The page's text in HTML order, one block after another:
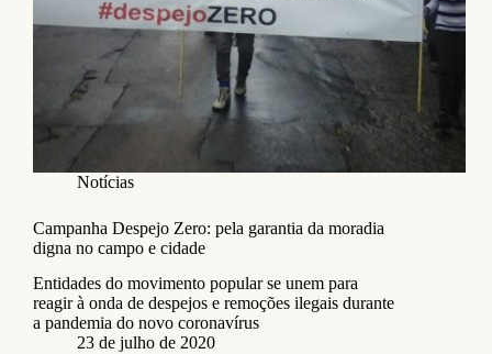
Notícias
Campanha Despejo Zero: pela garantia da moradia
digna no campo e cidade
Entidades do movimento popular se unem para
reagir à onda de despejos e remoções ilegais durante
a pandemia do novo coronavírus
23 de julho de 2020